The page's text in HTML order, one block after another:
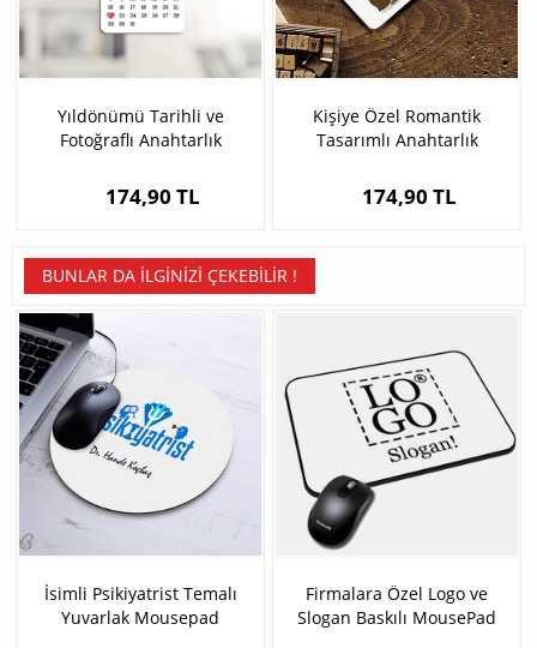
Yıldönümü Tarihli ve
Fotoğraflı Anahtarlık
174,90 TL
Kişiye Özel Romantik
Tasarımlı Anahtarlık
174,90 TL
BUNLAR DA İLGINIZI ÇEKEBILIR !
İsimli Psikiyatrist Temalı
Yuvarlak Mousepad
Firmalara Özel Logo ve
Slogan Baskılı MousePad